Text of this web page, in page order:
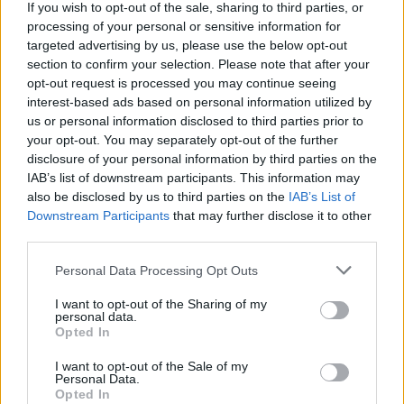
If you wish to opt-out of the sale, sharing to third parties, or
processing of your personal or sensitive information for
targeted advertising by us, please use the below opt-out
section to confirm your selection. Please note that after your
opt-out request is processed you may continue seeing
interest-based ads based on personal information utilized by
us or personal information disclosed to third parties prior to
your opt-out. You may separately opt-out of the further
disclosure of your personal information by third parties on the
IAB’s list of downstream participants. This information may
also be disclosed by us to third parties on the IAB’s List of
Downstream Participants that may further disclose it to other
Please note that this website/app uses one or more Google
not limited to your visit or usage behaviour. You may click to
grant or deny consent to Google and its third-party tags to
use your data for below specified purposes in below Google
consent section.
Personal Data Processing Opt Outs
I want to opt-out of the Sharing of my
personal data.
Opted In
I want to opt-out of the Sale of my
Personal Data.
Opted In
tablója, az emberi sötétség és korlátoltság
karikatúrája; az emberség és józan ész
manifesztuma az általánosan terjedő szűkagyúság,
ostobaság és manipuláció felett.